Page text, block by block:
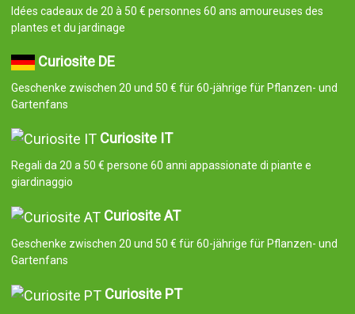
Idées cadeaux de 20 à 50 € personnes 60 ans amoureuses des
plantes et du jardinage
Curiosite DE
Geschenke zwischen 20 und 50 € für 60-jährige für Pflanzen- und
Gartenfans
Curiosite IT
Regali da 20 a 50 € persone 60 anni appassionate di piante e
giardinaggio
Curiosite AT
Geschenke zwischen 20 und 50 € für 60-jährige für Pflanzen- und
Gartenfans
Curiosite PT